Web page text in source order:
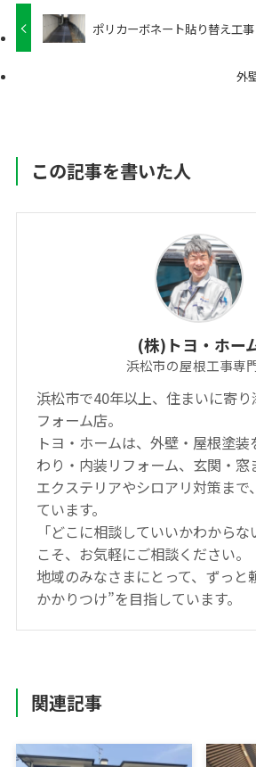
ポリカーボネート貼り替え工事
外
この記事を書いた人
(株)トヨ・ホー
浜松市の屋根工事専
浜松市で40年以上、住まいに寄り
フォーム店。
トヨ・ホームは、外壁・屋根塗装
わり・内装リフォーム、玄関・窓
エクステリアやシロアリ対策まで
ています。
「どこに相談していいかわから
こそ、お気軽にご相談ください。
地域のみなさまにとって、ずっと
かかりつけ”を目指しています。
関連記事